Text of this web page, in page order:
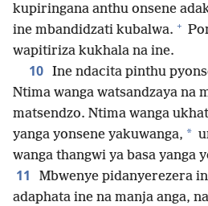
kupiringana anthu onsene
ine mbandidzati kubalwa. +
wapitiriza kukhala na ine.
10 Ine ndacita pinthu
Ntima wanga watsandzaya na
matsendzo. Ntima wanga
yanga yonsene yakuwanga, *
wanga thangwi ya basa yanga
11
Mbwenye pidanyerezera
adaphata ine na manja anga,